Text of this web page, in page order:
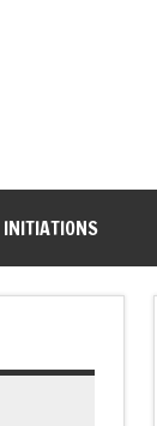
INITIATIONS